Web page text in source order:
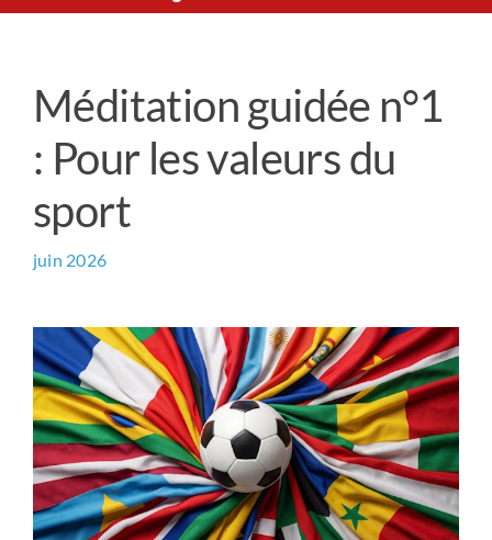
Prière universelle
Qui sommes-nous ?
Contact
Méditation guidée n°1
: Pour les valeurs du
sport
juin 2026